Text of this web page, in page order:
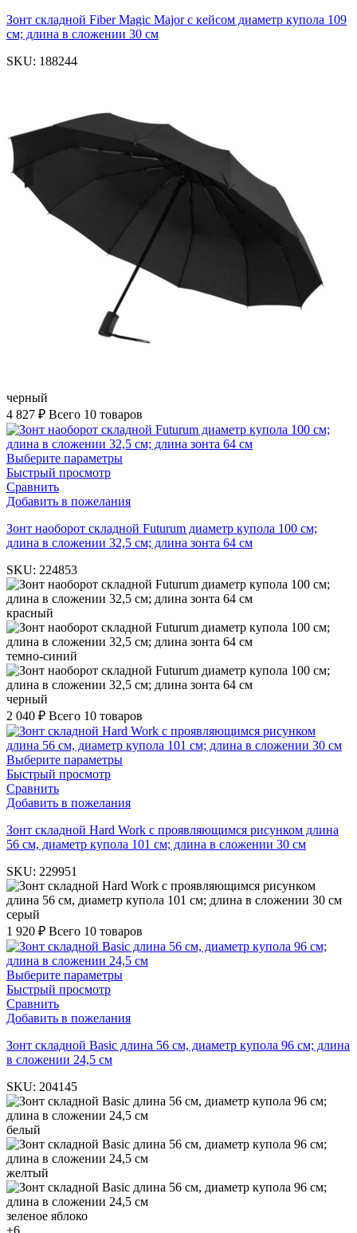
Зонт складной Fiber Magic Major с кейсом диаметр купола 109
см; длина в сложении 30 см
SKU: 188244
черный
4 827 ₽ Всего 10 товаров
Выберите параметры
Быстрый просмотр
Сравнить
Добавить в пожелания
Зонт наоборот складной Futurum диаметр купола 100 см;
длина в сложении 32,5 см; длина зонта 64 см
SKU: 224853
красный
темно-синий
черный
2 040 ₽ Всего 10 товаров
Выберите параметры
Быстрый просмотр
Сравнить
Добавить в пожелания
Зонт складной Hard Work с проявляющимся рисунком длина
56 см, диаметр купола 101 см; длина в сложении 30 см
SKU: 229951
серый
1 920 ₽ Всего 10 товаров
Выберите параметры
Быстрый просмотр
Сравнить
Добавить в пожелания
Зонт складной Basic длина 56 см, диаметр купола 96 см; длина
в сложении 24,5 см
SKU: 204145
белый
желтый
зеленое яблоко
+6